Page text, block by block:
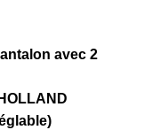
avec 2